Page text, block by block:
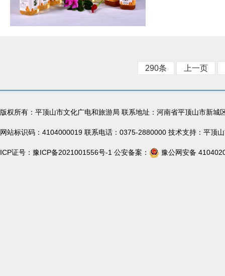
290条 上一页
版权所有：平顶山市文化广电和旅游局 联系地址：河南省平顶山市新城
网站标识码：4104000019 联系电话：0375-2880000 技术支持：平顶
ICP证号： 豫ICP备2021001556号-1 公安备案： 豫公网安备